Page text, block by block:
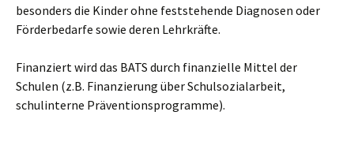
besonders die Kinder ohne feststehende Diagnosen oder
Förderbedarfe sowie deren Lehrkräfte.
Finanziert wird das BATS durch finanzielle Mittel der
Schulen (z.B. Finanzierung über Schulsozialarbeit,
schulinterne Präventionsprogramme).